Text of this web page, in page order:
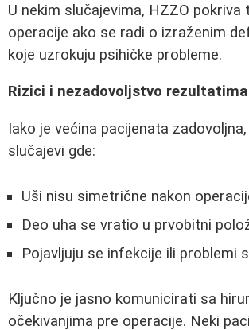
U nekim slučajevima, HZZO pokriva
operacije ako se radi o izraženim
koje uzrokuju psihičke probleme.
Rizici i nezadovoljstvo rezultatima
Iako je većina pacijenata
slučajevi gde:
Uši nisu simetrične nakon
Deo uha se vratio u prvobitni
Pojavljuju se infekcije ili problemi
Ključno je jasno komunicirati sa
očekivanjima pre operacije. Neki